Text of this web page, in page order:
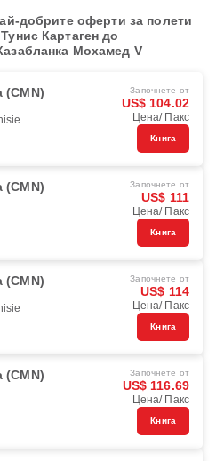
добрите оферти за полети
Картаген до
Мохамед V
(CMN) Започнете от
US$ 104.02
Цена/ Пакс
Книга
(CMN) Започнете от
US$ 111
Цена/ Пакс
Книга
(CMN) Започнете от
US$ 114
Цена/ Пакс
Книга
(CMN) Започнете от
US$ 116.69
Цена/ Пакс
Книга